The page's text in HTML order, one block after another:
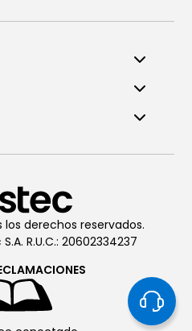
a Viernes de 8:00am
conVastec
a Viernes de 8:00am
derechos reservados.
R.U.C.: 20602334237